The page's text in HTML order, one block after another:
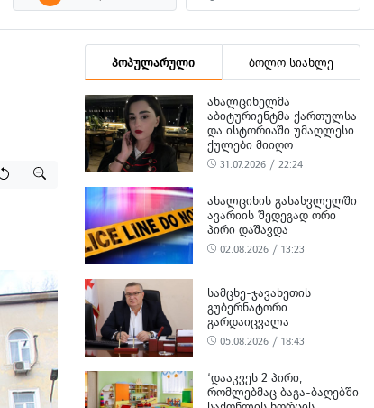
პოპულარული ბოლო სიახლე
ᲐᲮᲐᲚᲪᲘᲮᲔᲚᲛᲐ
ᲐᲑᲘᲢᲣᲠᲘᲔᲜᲢᲛᲐ ᲥᲐᲠᲗᲣᲚᲡᲐ
ᲓᲐ ᲘᲡᲢᲝᲠᲘᲐᲨᲘ ᲣᲛᲐᲦᲚᲔᲡᲘ
ᲥᲣᲚᲔᲑᲘ ᲛᲘᲘᲦᲝ
31.07.2026 / 22:24
ᲐᲮᲐᲚᲪᲘᲮᲘᲡ ᲒᲐᲡᲐᲡᲕᲚᲔᲚᲨᲘ
ᲐᲕᲐᲠᲘᲘᲡ ᲨᲔᲓᲔᲒᲐᲓ ᲝᲠᲘ
ᲞᲘᲠᲘ ᲓᲐᲨᲐᲕᲓᲐ
02.08.2026 / 13:23
ᲡᲐᲛᲪᲮᲔ-ᲯᲐᲕᲐᲮᲔᲗᲘᲡ
ᲒᲣᲑᲔᲠᲜᲐᲢᲝᲠᲘ
ᲒᲐᲠᲓᲐᲘᲪᲕᲐᲚᲐ
05.08.2026 / 18:43
‘ᲓᲐᲐᲙᲕᲔᲡ 2 ᲞᲘᲠᲘ,
ᲠᲝᲛᲚᲔᲑᲛᲐᲪ ᲑᲐᲒᲐ-ᲑᲐᲦᲔᲑᲨᲘ